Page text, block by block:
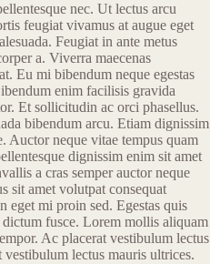
nec. Ut lectus arcu
feugiat vivamus at augue eget
Feugiat in ante metus
a. Viverra maecenas
Eu mi bibendum neque egestas
enim facilisis gravida
Et sollicitudin ac orci phasellus.
bibendum arcu. Etiam dignissim
Auctor neque vitae tempus quam
dignissim enim sit amet
a cras semper auctor neque
sit amet volutpat consequat
eget mi proin sed. Egestas quis
fusce. Lorem mollis aliquam
Ac placerat vestibulum lectus
vestibulum lectus mauris ultrices.